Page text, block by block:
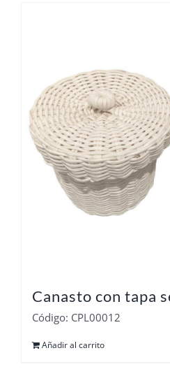
Canasto con tapa
Código: CPL00012
Añadir al carrito